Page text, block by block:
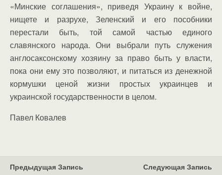
«Минские соглашения», приведя Украину к войне,
нищете и разрухе, Зеленский и его пособники
перестали быть, той самой частью единого
славянского народа. Они выбрали путь служения
англосаксонскому хозяину за право быть у власти,
пока они ему это позволяют, и питаться из денежной
кормушки ценой жизни простых украинцев и
украинской государственности в целом.
Павел Ковалев
Предыдущая Запись Следующая Запись